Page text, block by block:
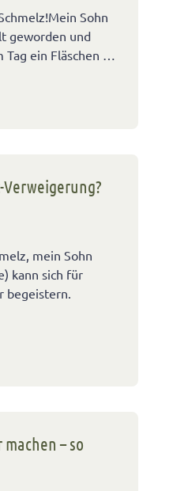
Sohn
geworden und
ein Fläschen …
mein Sohn
kann sich für
begeistern.
– so